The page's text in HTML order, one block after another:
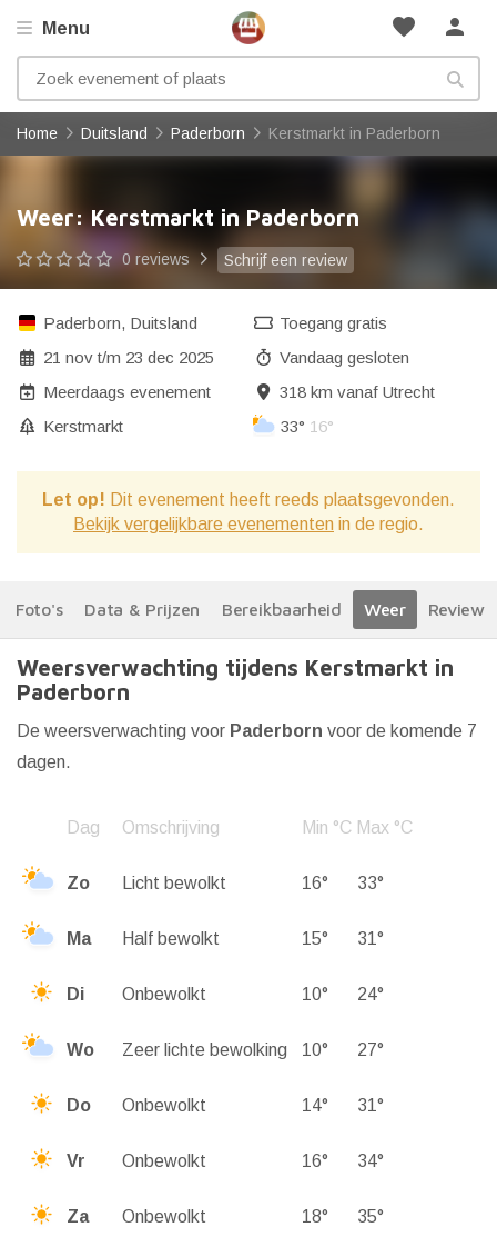
favorite person
Menu
Home Duitsland Paderborn Kerstmarkt in Paderborn
Weer: Kerstmarkt in Paderborn
0 reviews Schrijf een review
Paderborn, Duitsland
21 novt/m 23 dec 2025
Meerdaags evenement
Kerstmarkt
Toegang gratis
Vandaag gesloten
318 km vanaf Utrecht
33° 16°
Let op! Dit evenement heeft reeds plaatsgevonden.
Bekijk vergelijkbare evenementen in de regio.
Foto's Data & Prijzen Bereikbaarheid Weer Reviews
Weersverwachting tijdens Kerstmarkt in
Paderborn
De weersverwachting voor Paderborn voor de komende 7
dagen.
Dag Omschrijving Min °C Max °C
Zo Licht bewolkt 16° 33°
Ma Half bewolkt 15° 31°
Di Onbewolkt 10° 24°
Wo Zeer lichte bewolking 10° 27°
Do Onbewolkt 14° 31°
Vr Onbewolkt 16° 34°
Za Onbewolkt 18° 35°